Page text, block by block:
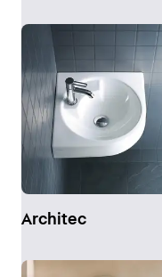
Architec